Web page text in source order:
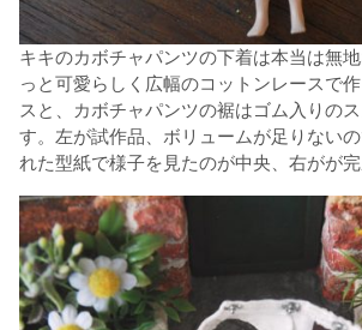
キキのカボチャパンツの下着は本当は無
っと可愛らしく広幅のコットンレースで
スと、カボチャパンツの裾はゴム入りの
す。左が試作品、ボリュームが足りない
れた型紙で様子を見たのが中央、右がが完